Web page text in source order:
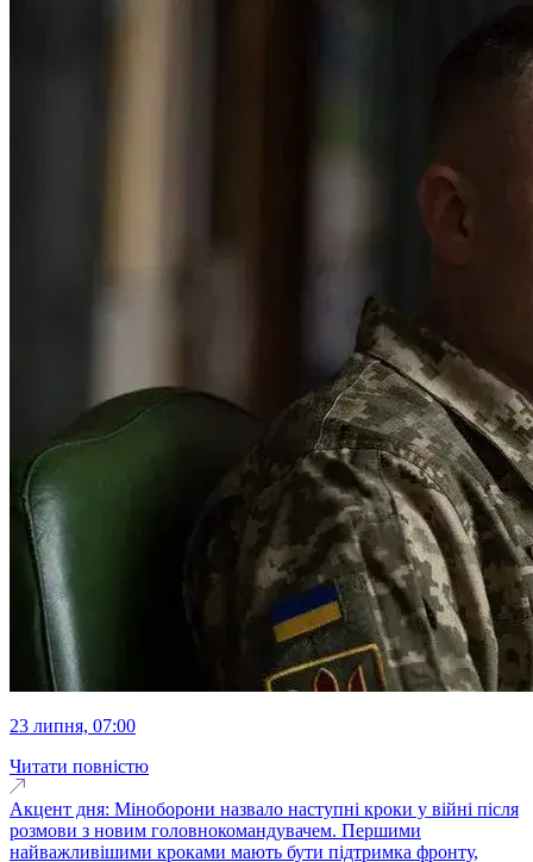
23 липня, 07:00
Читати повністю
Акцент дня: Міноборони назвало наступні кроки у війні після
розмови з новим головнокомандувачем. Першими
найважливішими кроками мають бути підтримка фронту,